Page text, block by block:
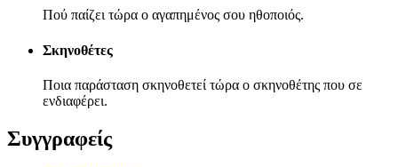
Πού παίζει τώρα ο αγαπημένος σου ηθοποιός.
Σκηνοθέτες
Ποια παράσταση σκηνοθετεί τώρα ο σκηνοθέτης που σε
ενδιαφέρει.
Συγγραφείς